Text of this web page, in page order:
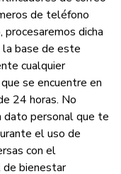
de teléfono
dicha
base de este
cualquier
se encuentre en
24 horas. No
dato personal que te
el uso de
con el
de bienestar